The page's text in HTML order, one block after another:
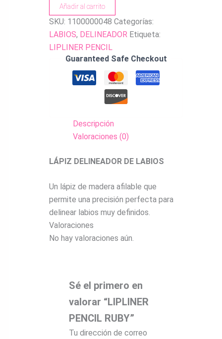
Añadir al carrito
SKU: 1100000048 Categorías:
LABIOS, DELINEADOR Etiqueta:
LIPLINER PENCIL
Guaranteed Safe Checkout
Descripción
Valoraciones (0)
LÁPIZ DELINEADOR DE LABIOS
Un lápiz de madera afilable que
permite una precisión perfecta para
delinear labios muy definidos.
Valoraciones
No hay valoraciones aún.
Sé el primero en
valorar “LIPLINER
PENCIL RUBY”
Tu dirección de correo